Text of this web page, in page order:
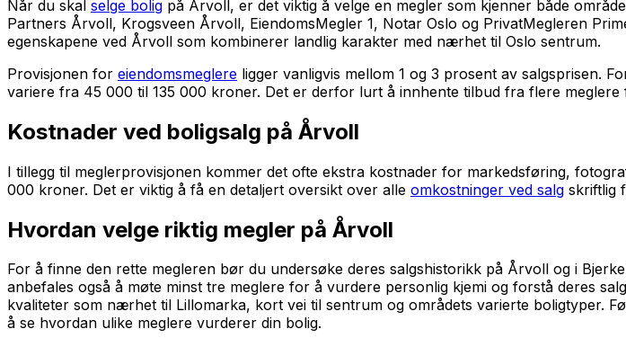
Når du skal selge bolig på Årvoll, er det viktig å velge en megler som kjenner både
Partners Årvoll, Krogsveen Årvoll, EiendomsMegler 1, Notar Oslo og PrivatMegleren
egenskapene ved Årvoll som kombinerer landlig karakter med nærhet til Oslo sentrum.
Provisjonen for eiendomsmeglere ligger vanligvis mellom 1 og 3 prosent av salgsprisen.
variere fra 45 000 til 135 000 kroner. Det er derfor lurt å innhente tilbud fra flere meglere
Kostnader ved boligsalg på Årvoll
I tillegg til meglerprovisjonen kommer det ofte ekstra kostnader for markedsføring,
000 kroner. Det er viktig å få en detaljert oversikt over alle omkostninger ved salg skriftlig
Hvordan velge riktig megler på Årvoll
For å finne den rette megleren bør du undersøke deres salgshistorikk på Årvoll og i
anbefales også å møte minst tre meglere for å vurdere personlig kjemi og forstå deres
kvaliteter som nærhet til Lillomarka, kort vei til sentrum og områdets varierte boligtyper.
å se hvordan ulike meglere vurderer din bolig.